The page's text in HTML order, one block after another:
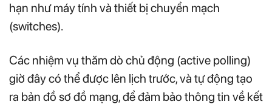
hạn như máy tính và thiết bị chuyển mạch
(switches).
Các nhiệm vụ thăm dò chủ động (active polling)
giờ đây có thể được lên lịch trước, và tự động tạo
ra bản đồ sơ đồ mạng, để đảm bảo thông tin về kết